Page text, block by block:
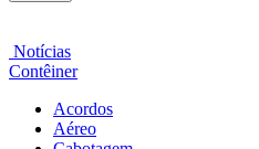
Notícias
Contêiner
Acordos
Aéreo